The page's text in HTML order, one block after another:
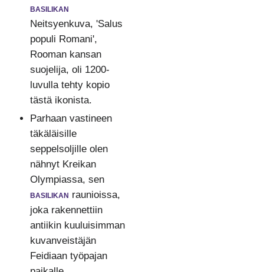
basilikan
Neitsyenkuva, 'Salus
populi Romani',
Rooman kansan
suojelija, oli 1200-
luvulla tehty kopio
tästä ikonista.
Parhaan vastineen
täkäläisille
seppelsoljille olen
nähnyt Kreikan
Olympiassa, sen
basilikan raunioissa,
joka rakennettiin
antiikin kuuluisimman
kuvanveistäjän
Feidiaan työpajan